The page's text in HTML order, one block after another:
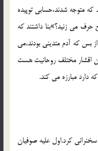
متوجه شدند،حسابي توپيده
مي زنيد؟»بنا داشتند که
بس که آدم متديني بودند،مي
اقشار مختلف روحانيت هست
مبارزه مي کند.
کرد.اول عليه صوفيان